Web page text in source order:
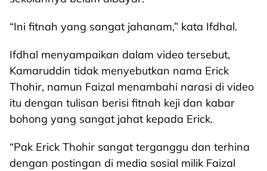
“Ini fitnah yang sangat jahanam,” kata Ifdhal.
Ifdhal menyampaikan dalam video tersebut,
Kamaruddin tidak menyebutkan nama Erick
Thohir, namun Faizal menambahi narasi di video
itu dengan tulisan berisi fitnah keji dan kabar
bohong yang sangat jahat kepada Erick.
“Pak Erick Thohir sangat terganggu dan terhina
dengan postingan di media sosial milik Faizal